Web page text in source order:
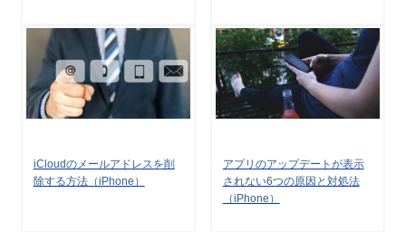
iCloudのメールアドレスを削
除する方法（iPhone）
アプリのアップデートが表示
されない6つの原因と対処法
（iPhone）